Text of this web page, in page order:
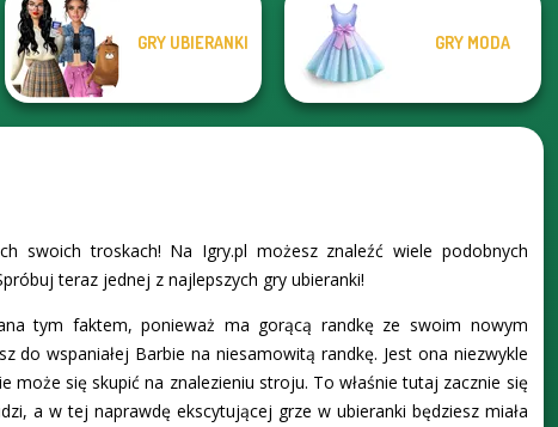
GRY UBIERANKI GRY MODA
swoich troskach! Na Igry.pl możesz znaleźć wiele podobnych
teraz jednej z najlepszych gry ubieranki!
tym faktem, ponieważ ma gorącą randkę ze swoim nowym
do wspaniałej Barbie na niesamowitą randkę. Jest ona niezwykle
się skupić na znalezieniu stroju. To właśnie tutaj zacznie się
a w tej naprawdę ekscytującej grze w ubieranki będziesz miała